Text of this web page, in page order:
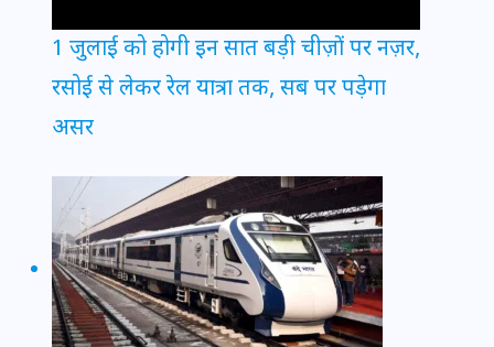
1 जुलाई को होगी इन सात बड़ी चीज़ों पर नज़र,
रसोई से लेकर रेल यात्रा तक, सब पर पड़ेगा
असर